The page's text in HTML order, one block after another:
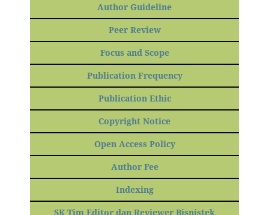
Author Guideline
Peer Review
Focus and Scope
Publication Frequency
Publication Ethic
Copyright Notice
Open Access Policy
Author Fee
Indexing
SK Tim Editor dan Reviewer Bisnistek